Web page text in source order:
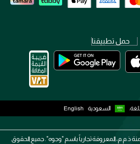
حمل تطبيقنا
السعودية English
ذ.م.م، المعروفة تجارياً باسم "وجوه". جميع الحقوق